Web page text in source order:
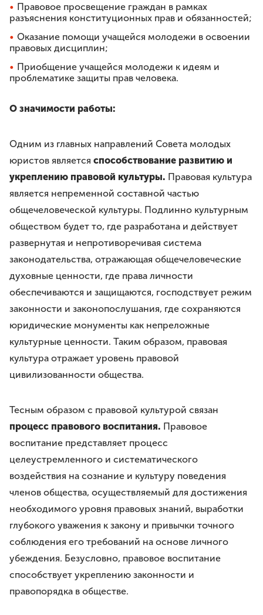
Правовое просвещение граждан в рамках
разъяснения конституционных прав и обязанностей;
Оказание помощи учащейся молодежи в освоении
правовых дисциплин;
Приобщение учащейся молодежи к идеям и
проблематике защиты прав человека.
О значимости работы:
Одним из главных направлений Совета молодых
юристов является способствование развитию и
укреплению правовой культуры. Правовая культура
является непременной составной частью
общечеловеческой культуры. Подлинно культурным
обществом будет то, где разработана и действует
развернутая и непротиворечивая система
законодательства, отражающая общечеловеческие
духовные ценности, где права личности
обеспечиваются и защищаются, господствует режим
законности и законопослушания, где сохраняются
юридические монументы как непреложные
культурные ценности. Таким образом, правовая
культура отражает уровень правовой
цивилизованности общества.
Тесным образом с правовой культурой связан
процесс правового воспитания. Правовое
воспитание представляет процесс
целеустремленного и систематического
воздействия на сознание и культуру поведения
членов общества, осуществляемый для достижения
необходимого уровня правовых знаний, выработки
глубокого уважения к закону и привычки точного
соблюдения его требований на основе личного
убеждения. Безусловно, правовое воспитание
способствует укреплению законности и
правопорядка в обществе.